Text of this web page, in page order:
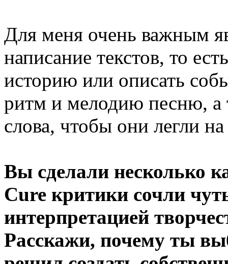
Для меня очень важным
написание текстов, то
историю или описать
ритм и мелодию песню, а
слова, чтобы они легли
Вы сделали несколько
Cure критики сочли
интерпретацией
Расскажи, почему ты